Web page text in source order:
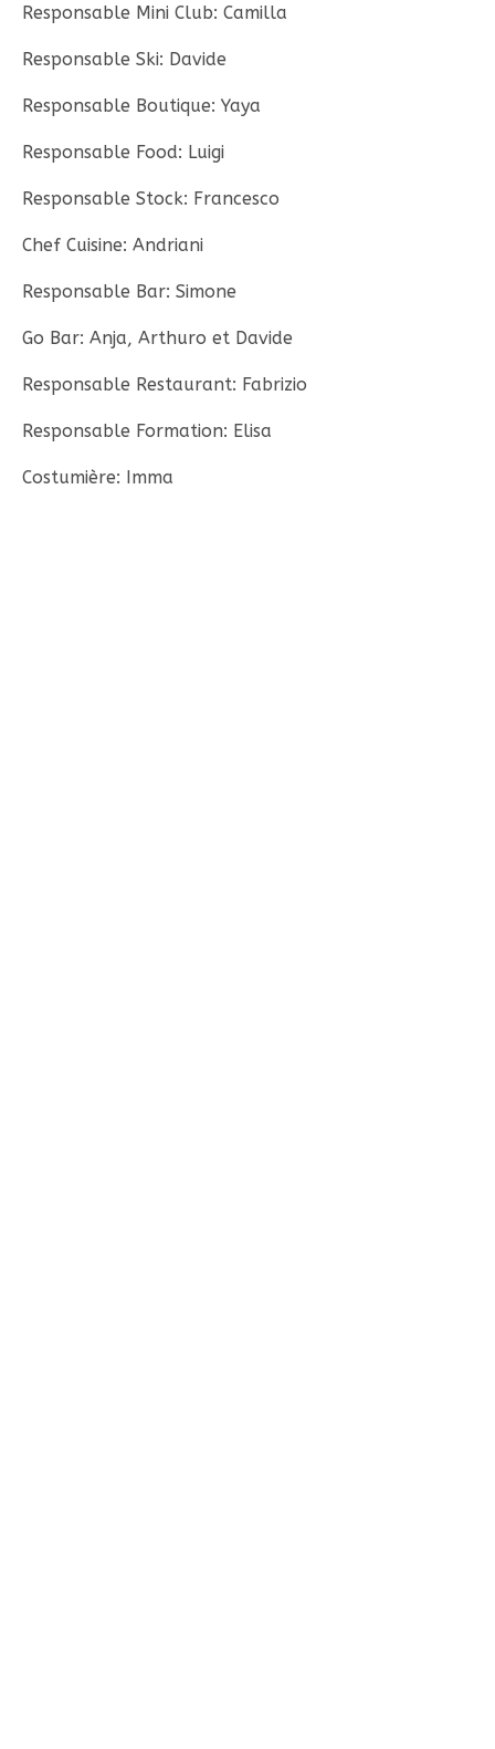
Responsable Mini Club: Camilla
Responsable Ski: Davide
Responsable Boutique: Yaya
Responsable Food: Luigi
Responsable Stock: Francesco
Chef Cuisine: Andriani
Responsable Bar: Simone
Go Bar: Anja, Arthuro et Davide
Responsable Restaurant: Fabrizio
Responsable Formation: Elisa
Costumière: Imma